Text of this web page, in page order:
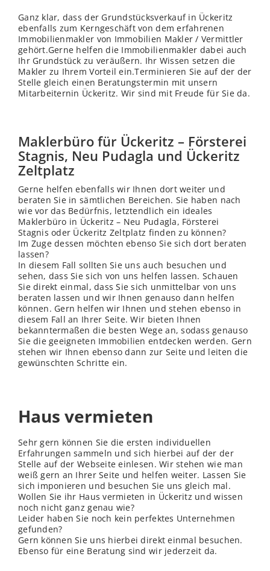
Ganz klar, dass der Grundstücksverkauf in Ückeritz
ebenfalls zum Kerngeschäft von dem erfahrenen
Immobilienmakler von Immobilien Makler / Vermittler
gehört.Gerne helfen die Immobilienmakler dabei auch
Ihr Grundstück zu veräußern. Ihr Wissen setzen die
Makler zu Ihrem Vorteil ein.Terminieren Sie auf der der
Stelle gleich einen Beratungstermin mit unsern
Mitarbeiternin Ückeritz. Wir sind mit Freude für Sie da.
Maklerbüro für Ückeritz – Försterei
Stagnis, Neu Pudagla und Ückeritz
Zeltplatz
Gerne helfen ebenfalls wir Ihnen dort weiter und
beraten Sie in sämtlichen Bereichen. Sie haben nach
wie vor das Bedürfnis, letztendlich ein ideales
Maklerbüro in Ückeritz – Neu Pudagla, Försterei
Stagnis oder Ückeritz Zeltplatz finden zu können?
Im Zuge dessen möchten ebenso Sie sich dort beraten
lassen?
In diesem Fall sollten Sie uns auch besuchen und
sehen, dass Sie sich von uns helfen lassen. Schauen
Sie direkt einmal, dass Sie sich unmittelbar von uns
beraten lassen und wir Ihnen genauso dann helfen
können. Gern helfen wir Ihnen und stehen ebenso in
diesem Fall an Ihrer Seite. Wir bieten Ihnen
bekanntermaßen die besten Wege an, sodass genauso
Sie die geeigneten Immobilien entdecken werden. Gern
stehen wir Ihnen ebenso dann zur Seite und leiten die
gewünschten Schritte ein.
Haus vermieten
Sehr gern können Sie die ersten individuellen
Erfahrungen sammeln und sich hierbei auf der der
Stelle auf der Webseite einlesen. Wir stehen wie man
weiß gern an Ihrer Seite und helfen weiter. Lassen Sie
sich imponieren und besuchen Sie uns gleich mal.
Wollen Sie ihr Haus vermieten in Ückeritz und wissen
noch nicht ganz genau wie?
Leider haben Sie noch kein perfektes Unternehmen
gefunden?
Gern können Sie uns hierbei direkt einmal besuchen.
Ebenso für eine Beratung sind wir jederzeit da.